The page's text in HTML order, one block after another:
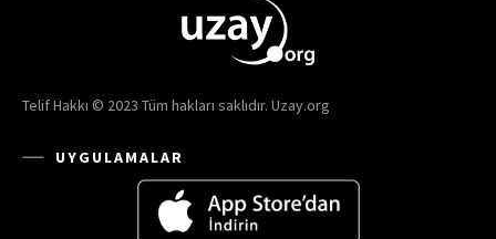
Telif Hakkı © 2023 Tüm hakları saklıdır. Uzay.org
UYGULAMALAR